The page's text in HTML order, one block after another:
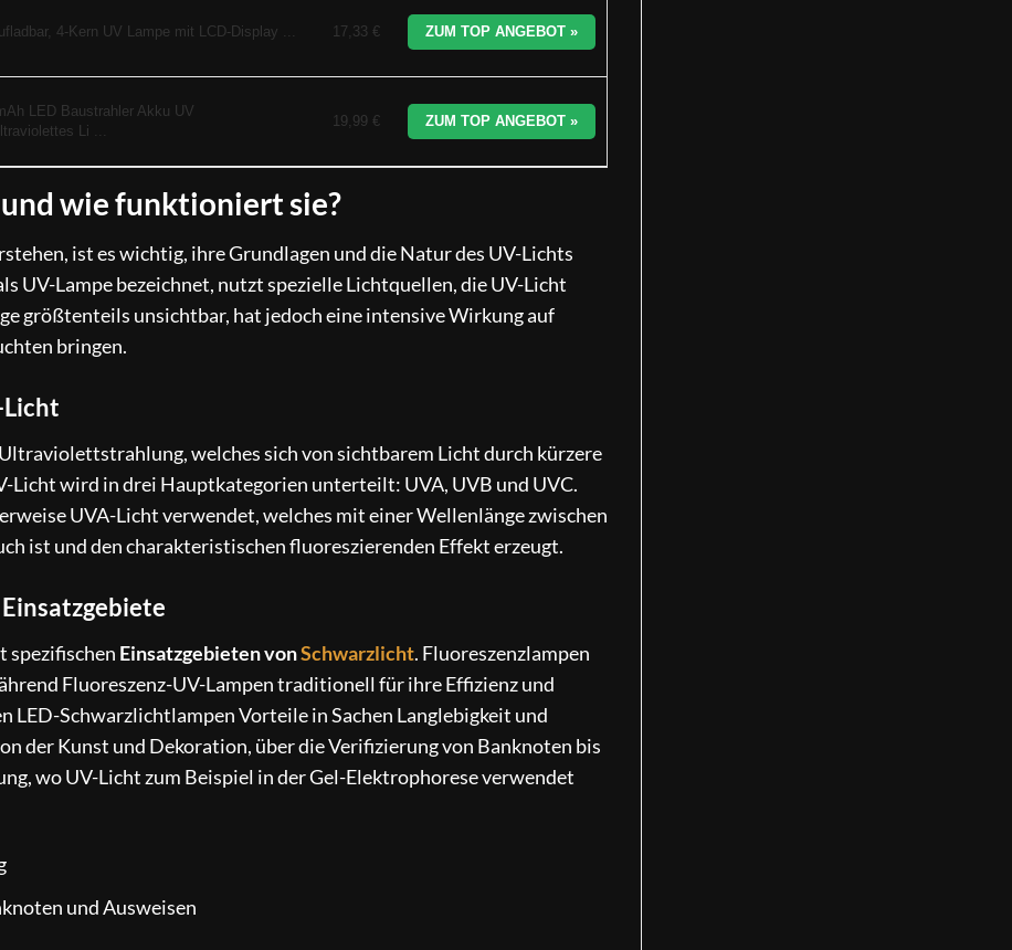
4-Kern UV Lampe mit LCD-Display ... 17,33 € ZUM TOP ANGEBOT »
LED Baustrahler Akku UV
Li ...
19,99 € ZUM TOP ANGEBOT »
wie funktioniert sie?
ist es wichtig, ihre Grundlagen und die Natur des UV-Lichts
UV-Lampe bezeichnet, nutzt spezielle Lichtquellen, die UV-Licht
größtenteils unsichtbar, hat jedoch eine intensive Wirkung auf
bringen.
welches sich von sichtbarem Licht durch kürzere
Licht wird in drei Hauptkategorien unterteilt: UVA, UVB und UVC.
UVA-Licht verwendet, welches mit einer Wellenlänge zwischen
ist und den charakteristischen fluoreszierenden Effekt erzeugt.
spezifischen Einsatzgebieten vonSchwarzlicht. Fluoreszenzlampen
Fluoreszenz-UV-Lampen traditionell für ihre Effizienz und
LED-Schwarzlichtlampen Vorteile in Sachen Langlebigkeit und
der Kunst und Dekoration, über die Verifizierung von Banknoten bis
wo UV-Licht zum Beispiel in der Gel-Elektrophorese verwendet
und Ausweisen